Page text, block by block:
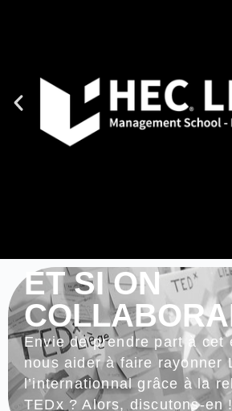
ET SI ON
Envie de prendre part à cet
nous aider à faire rayonner
l’internationnal grâce à la
TEDx ? Alors, discutons-en